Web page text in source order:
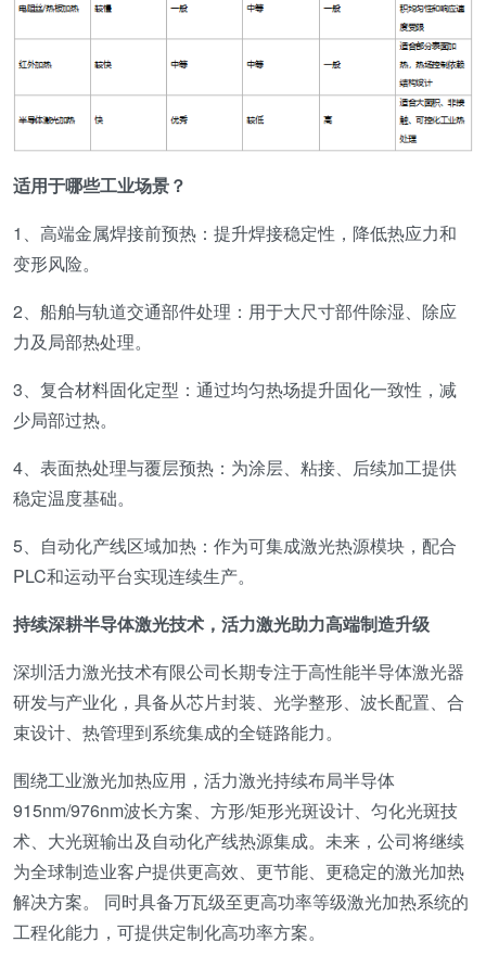
适用于哪些工业场景？
1、高端金属焊接前预热：提升焊接稳定性，降低热应力和
变形风险。
2、船舶与轨道交通部件处理：用于大尺寸部件除湿、除应
力及局部热处理。
3、复合材料固化定型：通过均匀热场提升固化一致性，减
少局部过热。
4、表面热处理与覆层预热：为涂层、粘接、后续加工提供
稳定温度基础。
5、自动化产线区域加热：作为可集成激光热源模块，配合
PLC和运动平台实现连续生产。
持续深耕半导体激光技术，活力激光助力高端制造升级
深圳活力激光技术有限公司长期专注于高性能半导体激光器
研发与产业化，具备从芯片封装、光学整形、波长配置、合
束设计、热管理到系统集成的全链路能力。
围绕工业激光加热应用，活力激光持续布局半导体
915nm/976nm波长方案、方形/矩形光斑设计、匀化光斑技
术、大光斑输出及自动化产线热源集成。未来，公司将继续
为全球制造业客户提供更高效、更节能、更稳定的激光加热
解决方案。 同时具备万瓦级至更高功率等级激光加热系统的
工程化能力，可提供定制化高功率方案。